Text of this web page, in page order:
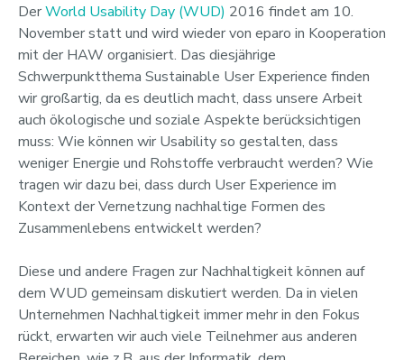
DerWorld Usability Day (WUD) 2016 findet am 10.
November statt und wird wieder von eparo in Kooperation
mit der HAW organisiert. Das diesjährige
Schwerpunktthema Sustainable User Experience finden
wir großartig, da es deutlich macht, dass unsere Arbeit
auch ökologische und soziale Aspekte berücksichtigen
muss: Wie können wir Usability so gestalten, dass
weniger Energie und Rohstoffe verbraucht werden? Wie
tragen wir dazu bei, dass durch User Experience im
Kontext der Vernetzung nachhaltige Formen des
Zusammenlebens entwickelt werden?
Diese und andere Fragen zur Nachhaltigkeit können auf
dem WUD gemeinsam diskutiert werden. Da in vielen
Unternehmen Nachhaltigkeit immer mehr in den Fokus
rückt, erwarten wir auch viele Teilnehmer aus anderen